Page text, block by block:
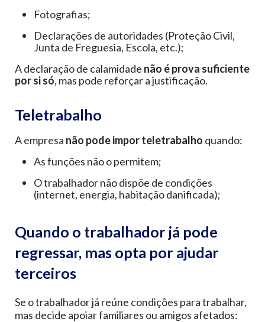
Fotografias;
Declarações de autoridades (Proteção Civil,
Junta de Freguesia, Escola, etc.);
A declaração de calamidade não é prova suficiente
por si só, mas pode reforçar a justificação.
Teletrabalho
A empresa não pode impor teletrabalho quando:
As funções não o permitem;
O trabalhador não dispõe de condições
(internet, energia, habitação danificada);
Quando o trabalhador já pode
regressar, mas opta por ajudar
terceiros
Se o trabalhador já reúne condições para trabalhar,
mas decide apoiar familiares ou amigos afetados: